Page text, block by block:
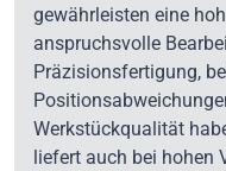
gewährleisten eine
anspruchsvolle
Präzisionsfertigung,
Werkstückqualität
liefert auch bei